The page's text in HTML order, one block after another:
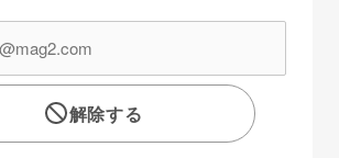
解除する